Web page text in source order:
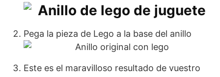
Pega la pieza de Lego a la base del anillo
Este es el maravilloso resultado de vuestro